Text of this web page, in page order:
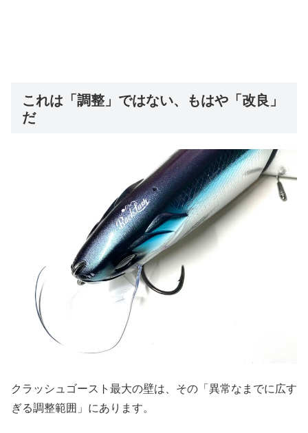
これは「調整」ではない、もはや「改良」
だ
クラッシュゴースト最大の壁は、その「異常なまでに広す
ぎる調整範囲」にあります。